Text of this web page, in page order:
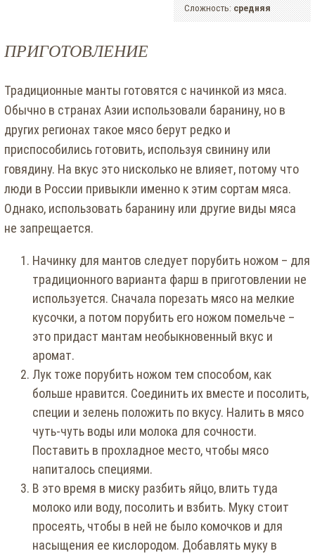
Сложность:средняя
ПРИГОТОВЛЕНИЕ
Традиционные манты готовятся с начинкой из мяса.
Обычно в странах Азии использовали баранину, но в
других регионах такое мясо берут редко и
приспособились готовить, используя свинину или
говядину. На вкус это нисколько не влияет, потому что
люди в России привыкли именно к этим сортам мяса.
Однако, использовать баранину или другие виды мяса
не запрещается.
Начинку для мантов следует порубить ножом – для
традиционного варианта фарш в приготовлении не
используется. Сначала порезать мясо на мелкие
кусочки, а потом порубить его ножом помельче –
это придаст мантам необыкновенный вкус и
аромат.
Лук тоже порубить ножом тем способом, как
больше нравится. Соединить их вместе и посолить,
специи и зелень положить по вкусу. Налить в мясо
чуть-чуть воды или молока для сочности.
Поставить в прохладное место, чтобы мясо
напиталось специями.
В это время в миску разбить яйцо, влить туда
молоко или воду, посолить и взбить. Муку стоит
просеять, чтобы в ней не было комочков и для
насыщения ее кислородом. Добавлять муку в